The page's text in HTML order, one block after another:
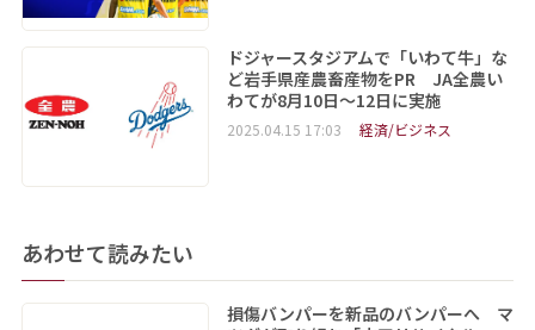
ドジャースタジアムで「いわて牛」な
ど岩手県産農畜産物をPR JA全農い
わてが8月10日～12日に実施
2025.04.15 17:03 経済/ビジネス
あわせて読みたい
損傷バンパーを新品のバンパーへ マ